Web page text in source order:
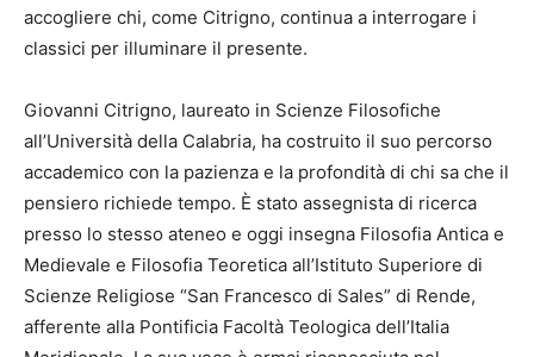
accogliere chi, come Citrigno, continua a interrogare i
classici per illuminare il presente.
Giovanni Citrigno, laureato in Scienze Filosofiche
all’Università della Calabria, ha costruito il suo percorso
accademico con la pazienza e la profondità di chi sa che il
pensiero richiede tempo. È stato assegnista di ricerca
presso lo stesso ateneo e oggi insegna Filosofia Antica e
Medievale e Filosofia Teoretica all’Istituto Superiore di
Scienze Religiose “San Francesco di Sales” di Rende,
afferente alla Pontificia Facoltà Teologica dell’Italia